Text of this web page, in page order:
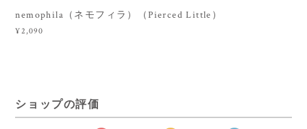
nemophila（ネモフィラ）（Pierced Little）
¥2,090
ショップの評価